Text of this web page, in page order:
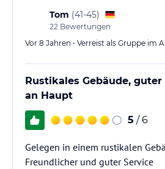
Tom (41-45)
22 Bewertungen
Vor 8 Jahren • Verreist als Gruppe im
Rustikales Gebäude,
an Haupt
5 / 6
Gelegen in einem rustikalen
Freundlicher und guter Service